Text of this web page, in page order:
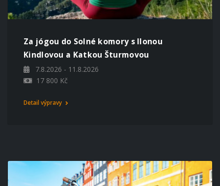
Za jógou do Solné komory s Ilonou
Kindlovou a Katkou Šturmovou
7.8.2026 - 11.8.2026
17 800 Kč
Detail výpravy